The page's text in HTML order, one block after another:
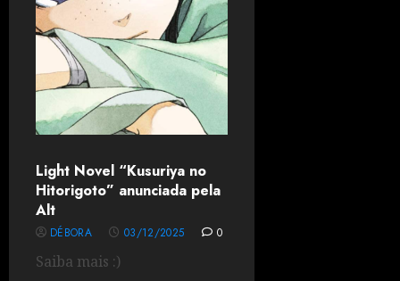
Light Novel “Kusuriya no
Hitorigoto” anunciada pela
Alt
DÉBORA 03/12/2025 0
Saiba mais :)